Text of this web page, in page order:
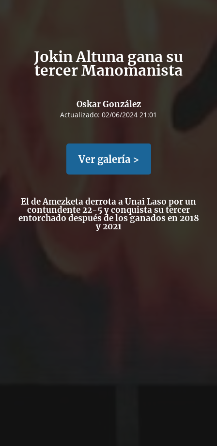
Jokin Altuna gana su
tercer Manomanista
Oskar González
Actualizado: 02/06/2024 21:01
Ver galería >
El de Amezketa derrota a Unai Laso por un
contundente 22-5 y conquista su tercer
entorchado después de los ganados en 2018
y 2021